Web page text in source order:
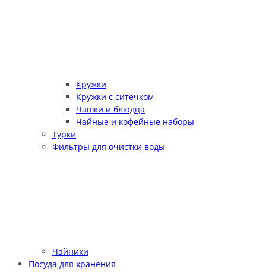
Кружки
Кружки с ситечком
Чашки и блюдца
Чайные и кофейные наборы
Турки
Фильтры для очистки воды
Чайники
Посуда для хранения